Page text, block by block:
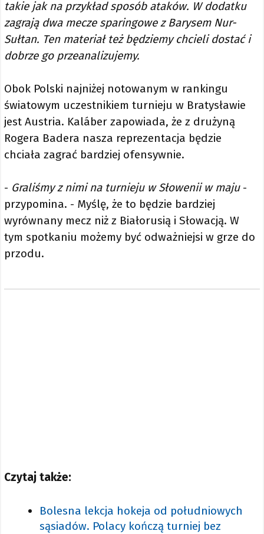
takie jak na przykład sposób ataków. W dodatku
zagrają dwa mecze sparingowe z Barysem Nur-
Sułtan. Ten materiał też będziemy chcieli dostać i
dobrze go przeanalizujemy.
Obok Polski najniżej notowanym w rankingu
światowym uczestnikiem turnieju w Bratysławie
jest Austria. Kaláber zapowiada, że z drużyną
Rogera Badera nasza reprezentacja będzie
chciała zagrać bardziej ofensywnie.
- Graliśmy z nimi na turnieju w Słowenii w maju-
przypomina. - Myślę, że to będzie bardziej
wyrównany mecz niż z Białorusią i Słowacją. W
tym spotkaniu możemy być odważniejsi w grze do
przodu.
Czytaj także:
Bolesna lekcja hokeja od południowych
sąsiadów. Polacy kończą turniej bez